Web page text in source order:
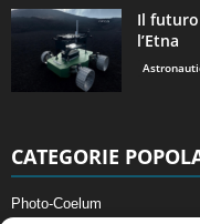
Il futuro
l’Etna
CATEGORIE
Photo-Coelum